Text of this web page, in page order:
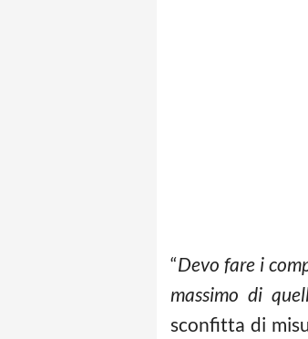
“Devo fare i
massimo di
sconfitta di